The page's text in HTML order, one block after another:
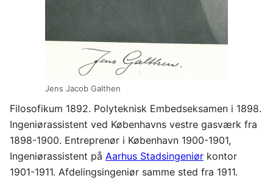
Jens Jacob Galthen
Filosofikum 1892. Polyteknisk Embedseksamen i 1898.
Ingeniørassistent ved Københavns vestre gasværk fra
1898-1900. Entreprenør i København 1900-1901,
Ingeniørassistent på Aarhus Stadsingeniør kontor
1901-1911. Afdelingsingeniør samme sted fra 1911.